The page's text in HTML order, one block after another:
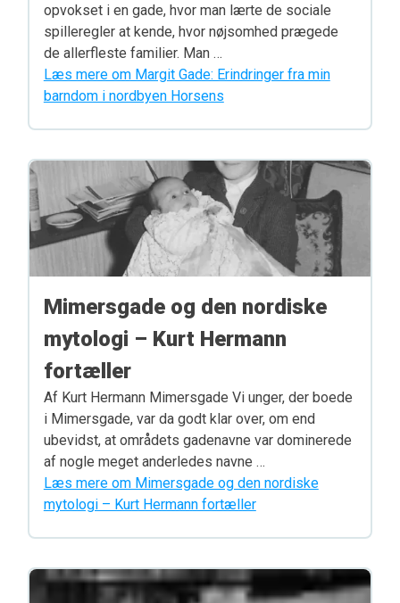
opvokset i en gade, hvor man lærte de sociale
spilleregler at kende, hvor nøjsomhed prægede
de allerfleste familier. Man …
Læs mere om Margit Gade: Erindringer fra min
barndom i nordbyen Horsens
Mimersgade og den nordiske
mytologi – Kurt Hermann
fortæller
Af Kurt Hermann Mimersgade Vi unger, der boede
i Mimersgade, var da godt klar over, om end
ubevidst, at områdets gadenavne var dominerede
af nogle meget anderledes navne …
Læs mere om Mimersgade og den nordiske
mytologi – Kurt Hermann fortæller